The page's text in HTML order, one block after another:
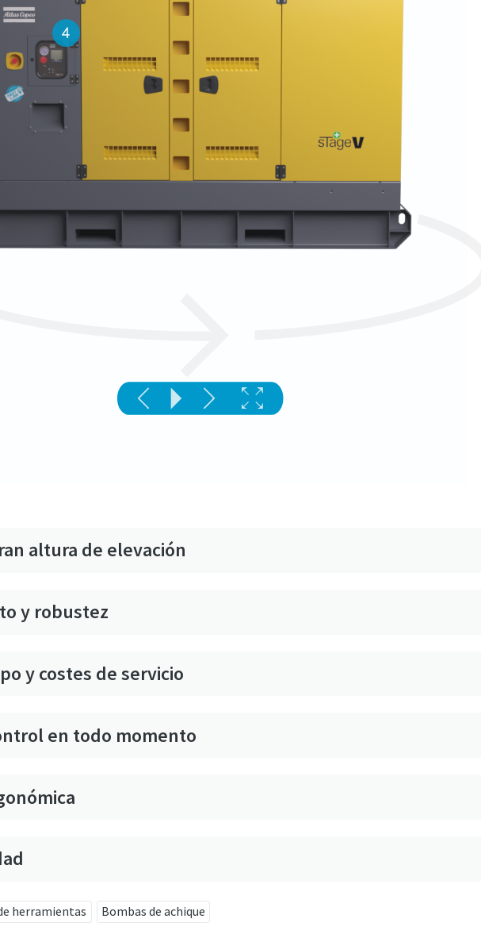
altura de elevación
y robustez
y costes de servicio
en todo momento
herramientas Bombas de achique